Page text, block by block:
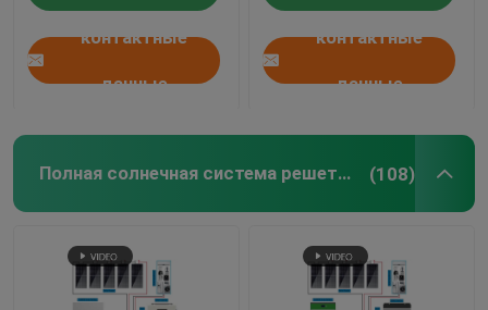
контактные
данные
контактные
данные
Полная солнечная система решетки (108)